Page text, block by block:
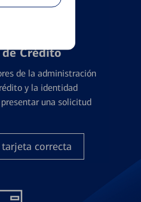
Crédito
de la administración
y la identidad
una solicitud
tarjeta correcta